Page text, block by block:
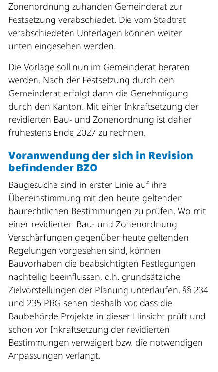
Zonenordnung zuhanden Gemeinderat zur
Festsetzung verabschiedet. Die vom Stadtrat
verabschiedeten Unterlagen können weiter
unten eingesehen werden.
Die Vorlage soll nun im Gemeinderat beraten
werden. Nach der Festsetzung durch den
Gemeinderat erfolgt dann die Genehmigung
durch den Kanton. Mit einer Inkraftsetzung der
revidierten Bau- und Zonenordnung ist daher
frühestens Ende 2027 zu rechnen.
Voranwendung der sich in Revision
befindender BZO
Baugesuche sind in erster Linie auf ihre
Übereinstimmung mit den heute geltenden
baurechtlichen Bestimmungen zu prüfen. Wo mit
einer revidierten Bau- und Zonenordnung
Verschärfungen gegenüber heute geltenden
Regelungen vorgesehen sind, können
Bauvorhaben die beabsichtigten Festlegungen
nachteilig beeinflussen, d.h. grundsätzliche
Zielvorstellungen der Planung unterlaufen. §§ 234
und 235 PBG sehen deshalb vor, dass die
Baubehörde Projekte in dieser Hinsicht prüft und
schon vor Inkraftsetzung der revidierten
Bestimmungen verweigert bzw. die notwendigen
Anpassungen verlangt.